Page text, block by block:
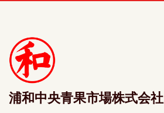
浦和中央青果市場株式会社